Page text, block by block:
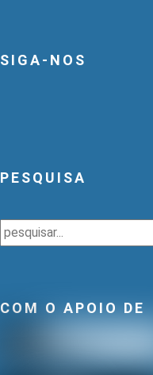
SIGA-NOS
PESQUISA
Pesquisar
COM O APOIO DE